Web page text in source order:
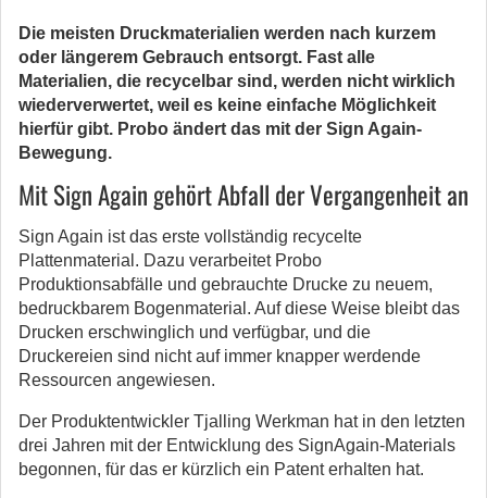
Die meisten Druckmaterialien werden nach kurzem
oder längerem Gebrauch entsorgt. Fast alle
Materialien, die recycelbar sind, werden nicht wirklich
wiederverwertet, weil es keine einfache Möglichkeit
hierfür gibt. Probo ändert das mit der Sign Again-
Bewegung.
Mit Sign Again gehört Abfall der Vergangenheit an
Sign Again ist das erste vollständig recycelte
Plattenmaterial. Dazu verarbeitet Probo
Produktionsabfälle und gebrauchte Drucke zu neuem,
bedruckbarem Bogenmaterial. Auf diese Weise bleibt das
Drucken erschwinglich und verfügbar, und die
Druckereien sind nicht auf immer knapper werdende
Ressourcen angewiesen.
Der Produktentwickler Tjalling Werkman hat in den letzten
drei Jahren mit der Entwicklung des SignAgain-Materials
begonnen, für das er kürzlich ein Patent erhalten hat.